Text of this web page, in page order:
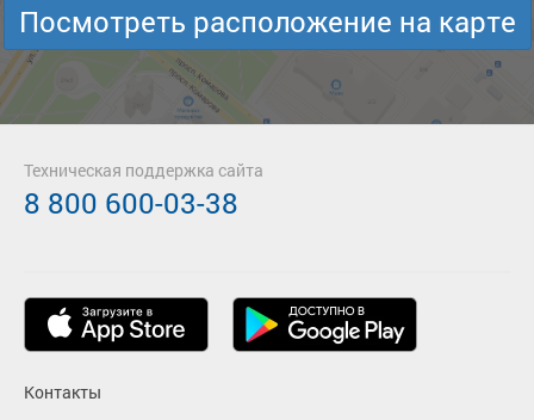
Посмотреть расположение на карте
Контакты
Техническая поддержка сайта
8 800 600-03-38